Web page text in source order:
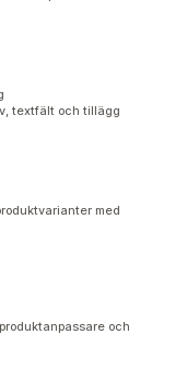
textfält och tillägg
med
och